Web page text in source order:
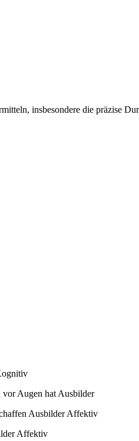
insbesondere die präzise
vor Augen hat Ausbilder
Ausbilder Affektiv
Affektiv